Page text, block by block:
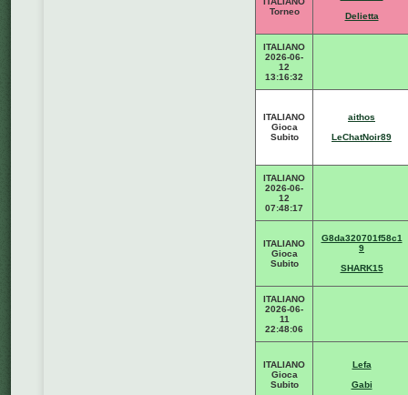
Torneo
Delietta
ITALIANO
2026-06-
12
13:16:32
ITALIANO
Gioca
Subito
aithos
LeChatNoir89
ITALIANO
2026-06-
12
07:48:17
ITALIANO
Gioca
Subito
G8da320701f58c1
9
SHARK15
ITALIANO
2026-06-
11
22:48:06
ITALIANO
Gioca
Subito
Lefa
Gabi